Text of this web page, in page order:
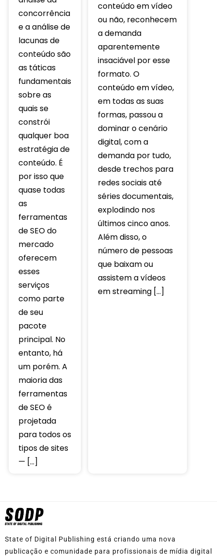
concorrência
e a análise de
lacunas de
conteúdo são
as táticas
fundamentais
sobre as
quais se
constrói
qualquer boa
estratégia de
conteúdo. É
por isso que
quase todas
as
ferramentas
de SEO do
mercado
oferecem
esses
serviços
como parte
de seu
pacote
principal. No
entanto, há
um porém. A
maioria das
ferramentas
de SEO é
projetada
para todos os
tipos de sites
— […]
conteúdo em vídeo
ou não, reconhecem
a demanda
aparentemente
insaciável por esse
formato. O
conteúdo em vídeo,
em todas as suas
formas, passou a
dominar o cenário
digital, com a
demanda por tudo,
desde trechos para
redes sociais até
séries documentais,
explodindo nos
últimos cinco anos.
Além disso, o
número de pessoas
que baixam ou
assistem a vídeos
em streaming […]
State of Digital Publishing está criando uma nova
publicação e comunidade para profissionais de mídia digital